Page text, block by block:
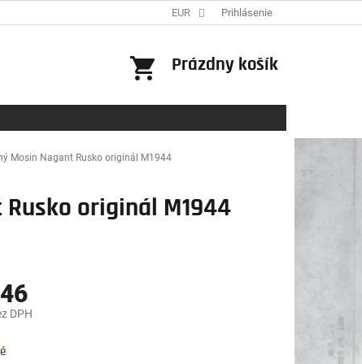
EUR Prihlásenie
NÁKUPNÝ
Prázdny košík
Mosin Nagant Rusko originál M1944
originál M1944
DPH